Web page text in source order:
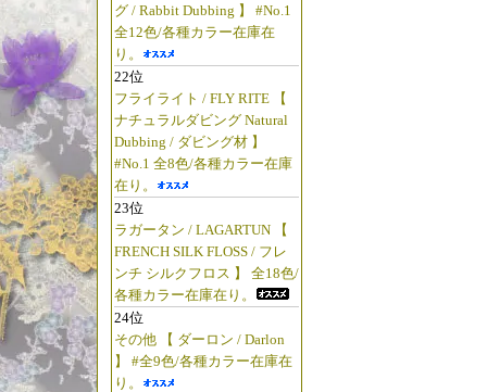
グ / Rabbit Dubbing 】 #No.1
全12色/各種カラー在庫在
り。
22位
フライライト / FLY RITE 【
ナチュラルダビング Natural
Dubbing / ダビング材 】
#No.1 全8色/各種カラー在庫
在り。
23位
ラガータン / LAGARTUN 【
FRENCH SILK FLOSS / フレ
ンチ シルクフロス 】 全18色/
各種カラー在庫在り。
24位
その他 【 ダーロン / Darlon
】 #全9色/各種カラー在庫在
り。